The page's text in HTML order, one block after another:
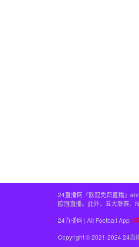
24直播网『欧冠免费直播』
欧冠直播。此外，五大联赛、
24直播网 | All Football App 网
Copyright © 2021-2024 24直